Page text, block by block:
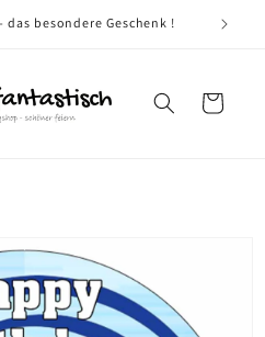
das besondere Geschenk !
Warenkorb